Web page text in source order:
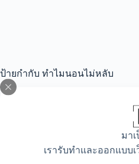
มา
เรารับทำและออกแบบ
ป้ายกำกับ ทำไมนอนไม่หลับ
ทำไมจึงนอนไม่หลับ